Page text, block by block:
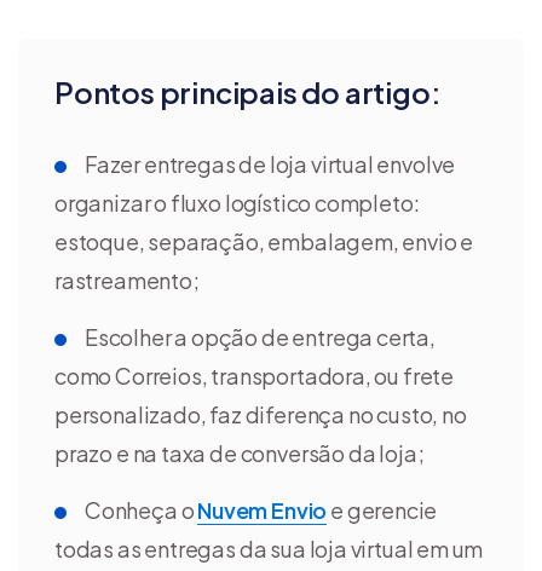
Pontos principais do artigo:
Fazer entregas de loja virtual envolve
organizar o fluxo logístico completo:
estoque, separação, embalagem, envio e
rastreamento;
Escolher a opção de entrega certa,
como Correios, transportadora, ou frete
personalizado, faz diferença no custo, no
prazo e na taxa de conversão da loja;
Conheça oNuvem Envio e gerencie
todas as entregas da sua loja virtual em um